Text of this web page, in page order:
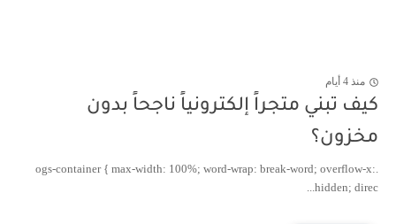
منذ 4 أيام
كيف تبني متجراً إلكترونياً ناجحاً بدون
مخزون؟
.ogs-container { max-width: 100%; word-wrap: break-word; overflow-x:
hidden; direc...